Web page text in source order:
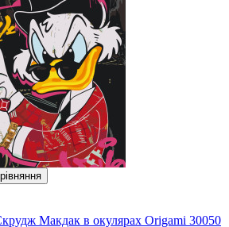
Макдак в окулярах Origami 30050